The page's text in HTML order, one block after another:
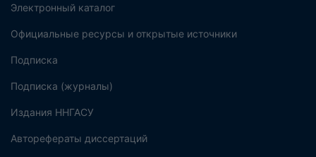
Электронный каталог
Официальные ресурсы и открытые источники
Подписка
Подписка (журналы)
Издания ННГАСУ
Авторефераты диссертаций